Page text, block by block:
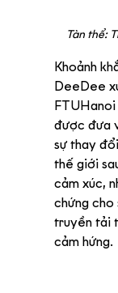
Tàn thể:
Khoảnh
DeeDee
FTUHanoi
được đưa
sự thay
thế giới
cảm xúc,
chứng cho
truyền tải
cảm hứng.